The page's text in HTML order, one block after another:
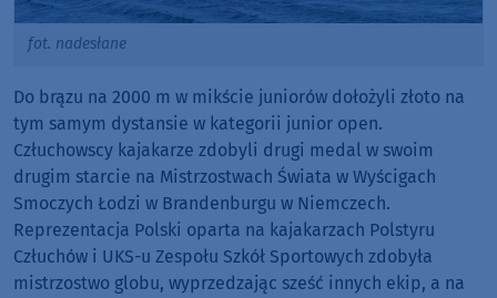
fot. nadesłane
Do brązu na 2000 m w mikście juniorów dołożyli złoto na
tym samym dystansie w kategorii junior open.
Człuchowscy kajakarze zdobyli drugi medal w swoim
drugim starcie na Mistrzostwach Świata w Wyścigach
Smoczych Łodzi w Brandenburgu w Niemczech.
Reprezentacja Polski oparta na kajakarzach Polstyru
Człuchów i UKS-u Zespołu Szkół Sportowych zdobyła
mistrzostwo globu, wyprzedzając sześć innych ekip, a na